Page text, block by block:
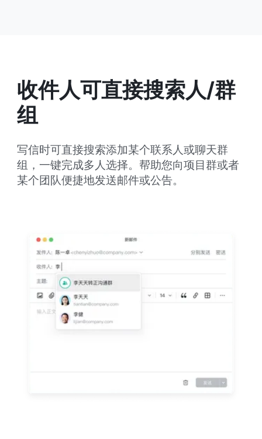
收件人可直接搜索人/群
组
写信时可直接搜索添加某个联系人或聊天群
组，一键完成多人选择。帮助您向项目群或者
某个团队便捷地发送邮件或公告。